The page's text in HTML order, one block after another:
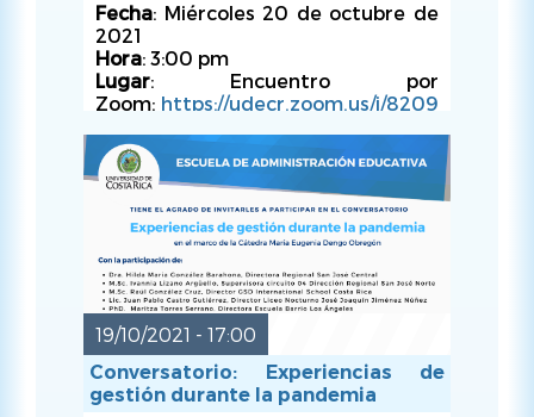
Fecha: Miércoles 20 de octubre de
2021
Hora: 3:00 pm
Lugar: Encuentro por
Zoom: https://udecr.zoom.us/j/8209
Organiza
: Escuela de
Administración Educativa
19/10/2021 - 17:00
Conversatorio: Experiencias de
gestión durante la pandemia